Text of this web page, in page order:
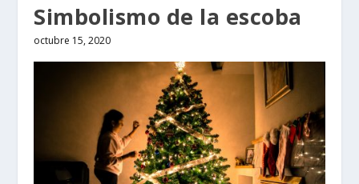
Simbolismo de la escoba
octubre 15, 2020